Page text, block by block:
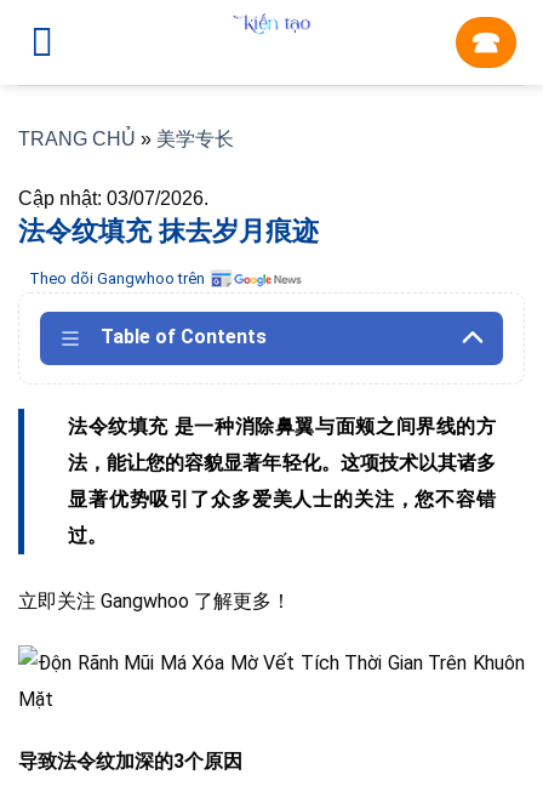
☎︎
TRANG CHỦ » 美学专长
Cập nhật: 03/07/2026.
法令纹填充 抹去岁月痕迹
Theo dõi Gangwhoo trên
Table of Contents
法令纹填充 是一种消除鼻翼与面颊之间界线的方
法，能让您的容貌显著年轻化。这项技术以其诸多
显著优势吸引了众多爱美人士的关注，您不容错
过。
立即关注 Gangwhoo 了解更多！
导致法令纹加深的3个原因